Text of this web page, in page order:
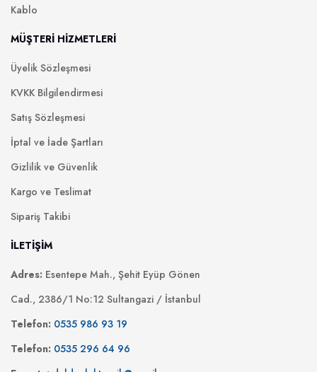
Kablo
MÜŞTERİ HİZMETLERİ
Üyelik Sözleşmesi
KVKK Bilgilendirmesi
Satış Sözleşmesi
İptal ve İade Şartları
Gizlilik ve Güvenlik
Kargo ve Teslimat
Sipariş Takibi
İLETİŞİM
Adres: Esentepe Mah., Şehit Eyüp Gönen
Cad., 2386/1 No:12 Sultangazi / İstanbul
Telefon: 0535 986 93 19
Telefon: 0535 296 64 96